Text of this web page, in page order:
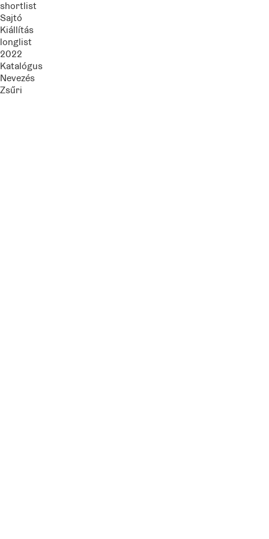
shortlist
Sajtó
Kiállítás
longlist
2022
Katalógus
Nevezés
Zsűri